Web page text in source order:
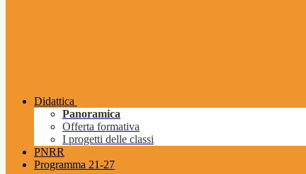
Didattica
Panoramica
Offerta formativa
I progetti delle classi
PNRR
Programma 21-27